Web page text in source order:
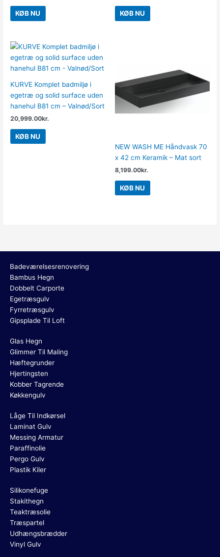
KØB NU KØB NU
KURVE Komplet badmiljø i
egetræ og solid surface uden
hanehul B81 cm – Valnød/Sort
20,999.00kr.
KØB NU
NEW WASH ME Håndvask 70
x 42 cm Keramik – Mat sort
8,199.00kr.
KØB NU
Badeværelsesrenovering
Bambus Hegn
Dobbelt Carporte
Egetræsgulv
Fyrretræsgulv
Gipsplade Til Loft
Glas Hegn
Glimmer Til Maling
Hæftegrunder
Hjertingsten
Kobber Tagrende
Køkkengulv
Låge Til Indkørsel
Laminat Gulv
Messing Armatur
Paraffinolie
Pergo Gulv
Plastik Kiler
Silikonefuge
Stakithegn
Teaktræsolie
Træspartel
Udhængsbrædder
Vinyl Gulv